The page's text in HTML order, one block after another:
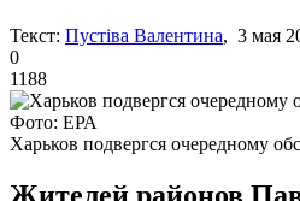
Текст: Пустіва Валентина, 3 мая
0
1188
Фото: ЕРА
Харьков подвергся очередному
Жителей районов